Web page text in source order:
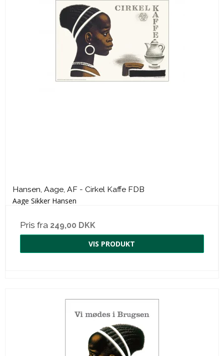
Hansen, Aage, AF - Cirkel Kaffe FDB
Aage Sikker Hansen
Pris fra 249,00 DKK
VIS PRODUKT